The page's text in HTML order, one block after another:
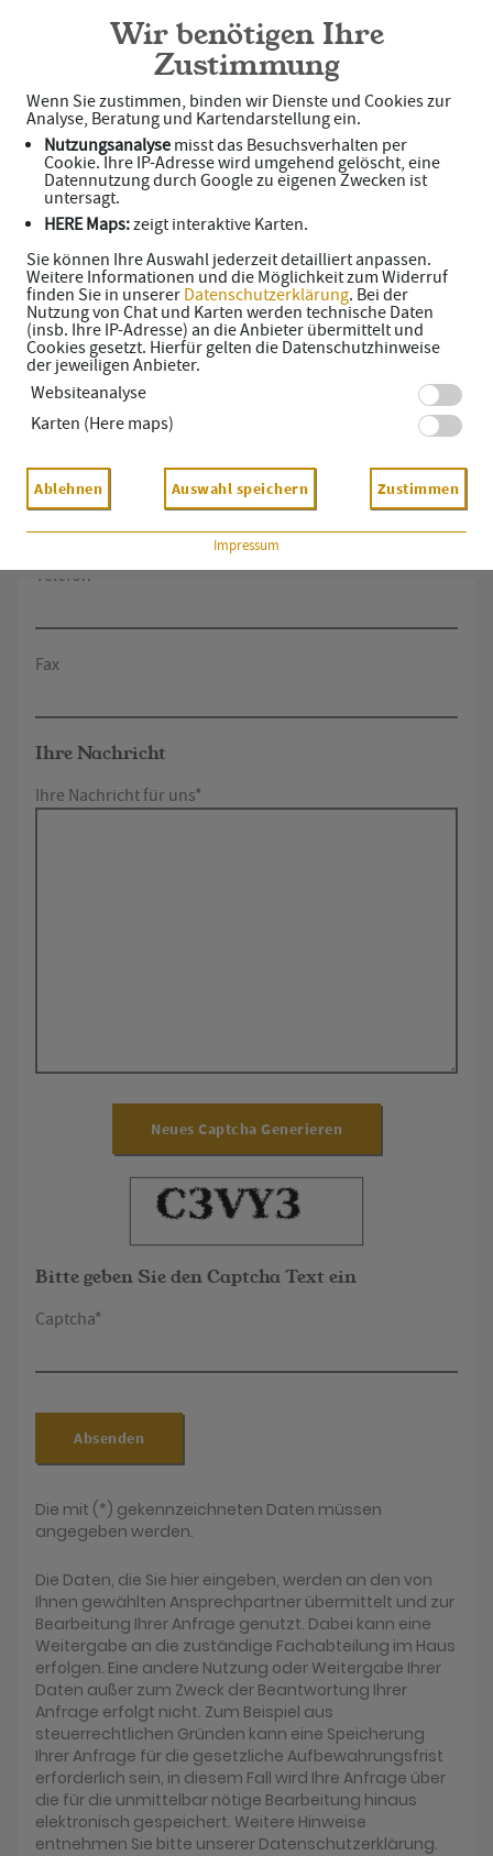
Wir benötigen Ihre
Zustimmung
Wenn Sie zustimmen, binden wir Dienste und Cookies zur
Analyse, Beratung und Kartendarstellung ein.
Nutzungsanalyse misst das Besuchsverhalten per
Cookie. Ihre IP-Adresse wird umgehend gelöscht, eine
Datennutzung durch Google zu eigenen Zwecken ist
untersagt.
HERE Maps:zeigt interaktive Karten.
Sie können Ihre Auswahl jederzeit detailliert anpassen.
Weitere Informationen und die Möglichkeit zum Widerruf
finden Sie in unserer Datenschutzerklärung. Bei der
Nutzung von Chat und Karten werden technische Daten
(insb. Ihre IP-Adresse) an die Anbieter übermittelt und
Cookies gesetzt. Hierfür gelten die Datenschutzhinweise
der jeweiligen Anbieter.
Websiteanalyse
Karten (Here maps)
Ablehnen Auswahl speichern Zustimmen
Impressum
Stadt-Apotheke OHG
Haben Sie noch Fragen?
Dann schreiben Sie uns einfach eine Nachricht oder rufen Sie uns
direkt unter 08856 - 92330 an. Wir helfen Ihnen gerne weiter.
Ihre Daten
Vorname*
Name*
E-Mail*
Telefon
Fax
Ihre Nachricht
Ihre Nachricht für uns*
Neues Captcha Generieren
Bitte geben Sie den Captcha Text ein
Captcha*
Absenden
Die mit (*) gekennzeichneten Daten müssen
angegeben werden.
Die Daten, die Sie hier eingeben, werden an den von
Ihnen gewählten Ansprechpartner übermittelt und zur
Bearbeitung Ihrer Anfrage genutzt. Dabei kann eine
Weitergabe an die zuständige Fachabteilung im Haus
erfolgen. Eine andere Nutzung oder Weitergabe Ihrer
Daten außer zum Zweck der Beantwortung Ihrer
Anfrage erfolgt nicht. Zum Beispiel aus
steuerrechtlichen Gründen kann eine Speicherung
Ihrer Anfrage für die gesetzliche Aufbewahrungsfrist
erforderlich sein, in diesem Fall wird Ihre Anfrage über
die für die unmittelbar nötige Bearbeitung hinaus
elektronisch gespeichert. Weitere Hinweise
entnehmen Sie bitte unserer Datenschutzerklärung.